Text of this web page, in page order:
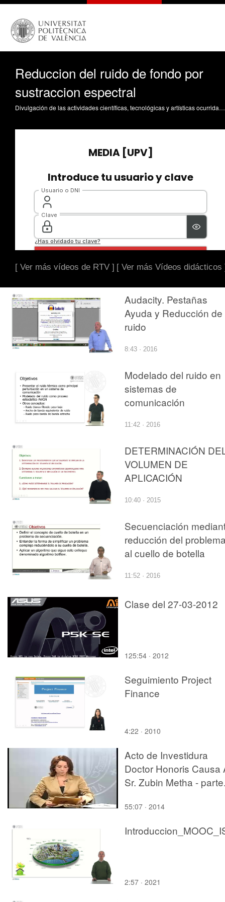
Reduccion del ruido de fondo por
sustraccion espectral
Divulgación de las actividades científicas, tecnológicas y artísticas ocurridas en los tres campus de la UPV
[ Ver más vídeos de RTV ] [ Ver más Vídeos didácticos
Audacity. Pestañas
Ayuda y Reducción de
ruido
8:43 · 2016
Modelado del ruido en
sistemas de
comunicación
11:42 · 2016
DETERMINACIÓN
VOLUMEN DE
APLICACIÓN
10:40 · 2015
Secuenciación
reducción del
al cuello de botella
11:52 · 2016
Clase del 27-03-2012
125:54 · 2012
Seguimiento Project
Finance
4:22 · 2010
Acto de Investidura
Doctor Honoris Causa
Sr. Zubin Metha -
55:07 · 2014
2:57 · 2021